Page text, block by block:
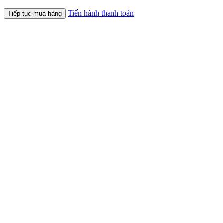
Tiếp tục mua hàng Tiến hành thanh toán